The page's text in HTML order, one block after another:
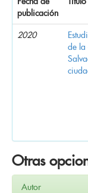
publicación
2020
de la
Otras
Autor